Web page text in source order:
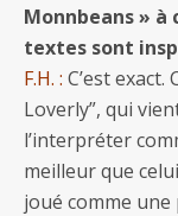
Monnbeans » à
textes sont
F.H. : C’est
Loverly”, qui
l’interpréter
meilleur que
joué comme